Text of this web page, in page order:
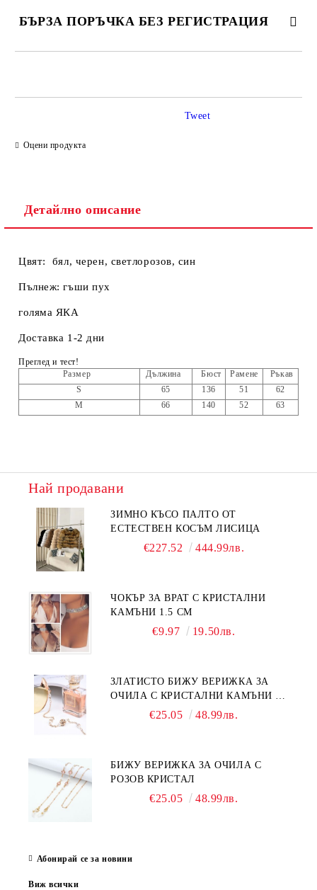
БЪРЗА ПОРЪЧКА БЕЗ РЕГИСТРАЦИЯ
Оцени продукта
Tweet
Детайлно описание
Цвят: бял, черен, светлорозов, син
Пълнеж: гъши пух
голяма ЯКА
Доставка 1-2 дни
Преглед и тест!
Размер
Дължина Бюст Рамене
Ръкав
S
65 136 51
62
M
66 140 52 63
Най продавани
ЗИМНО КЪСО ПАЛТО ОТ
ЕСТЕСТВЕН КОСЪМ ЛИСИЦА
€227.52 444.99лв.
ЧОКЪР ЗА ВРАТ С КРИСТАЛНИ
КАМЪНИ 1.5 СМ
€9.97 19.50лв.
ЗЛАТИСТО БИЖУ ВЕРИЖКА ЗА
ОЧИЛА С КРИСТАЛНИ КАМЪНИ И
€25.05 48.99лв.
БИЖУ ВЕРИЖКА ЗА ОЧИЛА С
РОЗОВ КРИСТАЛ
€25.05 48.99лв.
Абонирай се за новини
Виж всички